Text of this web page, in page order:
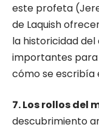
este profeta
de Laquish
la historicidad del
importantes
cómo se escribía
7. Los rollos del
descubrimiento